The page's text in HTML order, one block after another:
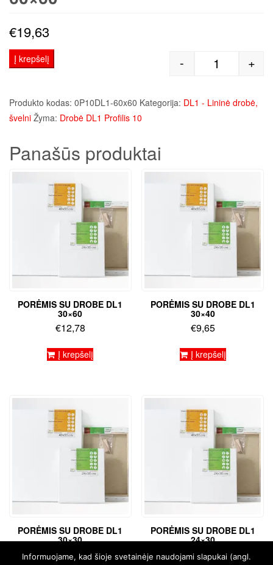
€19,63
produkto
- +
Į krepšelį
Produkto kodas: 0P10DL1-60x60 Kategorija: DL1 - Lininė drobė,
švelni Žyma: Drobė DL1 Profilis 10
Panašūs produktai
PORĖMIS SU DROBE DL1
30×60
€12,78
Į krepšelį
PORĖMIS SU DROBE DL1
30×40
€9,65
Į krepšelį
PORĖMIS SU DROBE DL1
30×30
€8,28
PORĖMIS SU DROBE DL1
24×30
€ 7,46
Informuojame, kad šioje svetainėje naudojami slapukai (angl.